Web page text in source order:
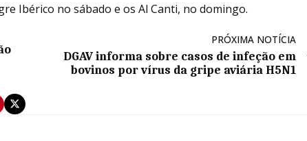
Ibérico no sábado e os Al Canti, no domingo.
PRÓXIMA NOTÍCIA
DGAV informa sobre casos de infeção em
bovinos por vírus da gripe aviária H5N1